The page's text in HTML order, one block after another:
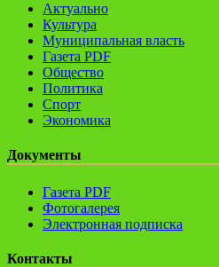
Актуально
Культура
Муниципальная власть
Газета PDF
Общество
Политика
Спорт
Экономика
Документы
Газета PDF
Фотогалерея
Электронная подписка
Контакты